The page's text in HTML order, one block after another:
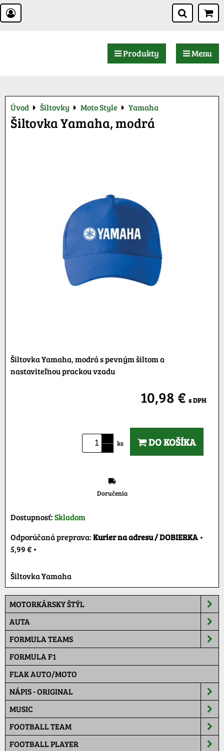
Produkty Menu
Úvod Šiltovky Moto Style Yamaha
Šiltovka Yamaha, modrá
Šiltovka Yamaha, modrá s pevným šiltom a
nastaviteľnou prackou vzadu
10,98 € s DPH
ks DO KOŠÍKA
Doručenia
Dostupnosť:Skladom
Kurier na adresu / DOBIERKA•
5,99 € •
Šiltovka Yamaha
MOTORKÁRSKY ŠTÝL
AUTA
FORMULA TEAMS
FORMULA F1
FĽAK AUTO/MOTO
NÁPIS - ORIGINAL
MUSIC
FOOTBALL TEAM
FOOTBALL PLAYER